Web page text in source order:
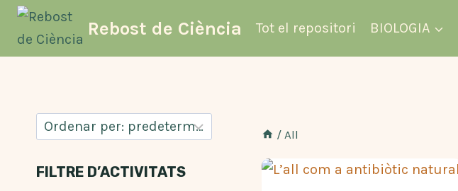
Vés
contingut
Rebost de Ciència Tot el repositori BIOLOGIA
/ All
FILTRE D’ACTIVITATS